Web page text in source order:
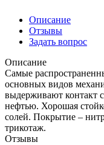
Описание
Отзывы
Задать вопрос
Описание
Самые
основных видов
выдерживают контакт
нефтью. Хорошая
солей. Покрытие –
трикотаж.
Отзывы